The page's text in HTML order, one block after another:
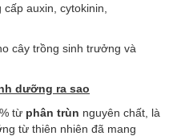
auxin, cytokinin,
cây trồng sinh trưởng và
dưỡng ra sao
từ phân trùn nguyên chất, là
từ thiên nhiên đã mang